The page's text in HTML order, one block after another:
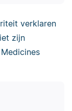
verklaren
zijn